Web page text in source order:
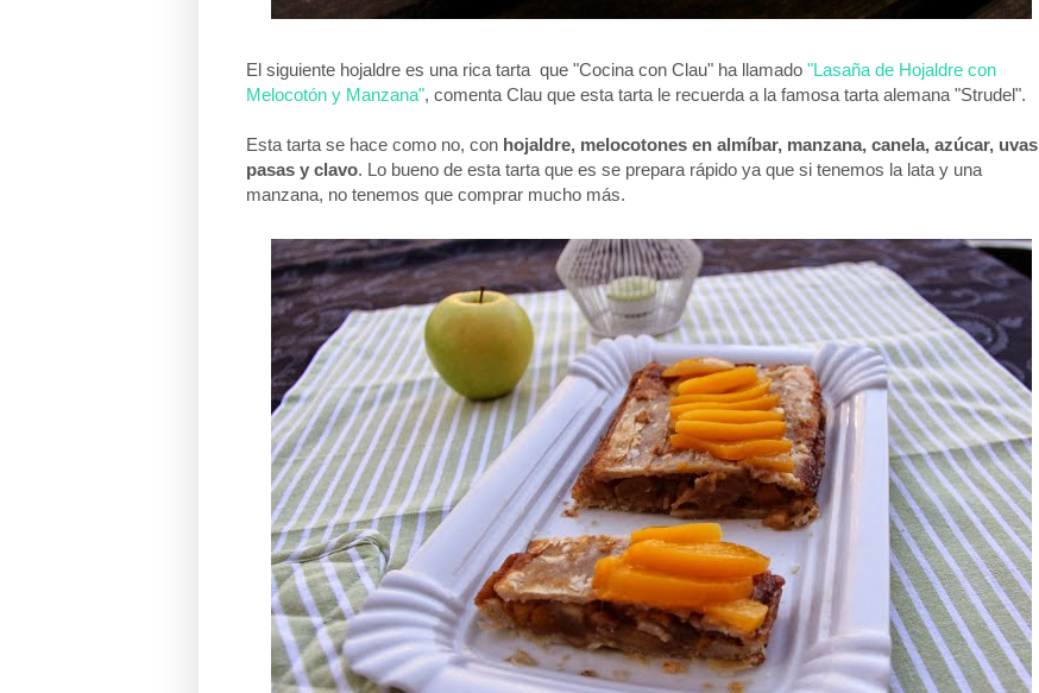
El siguiente hojaldre es una rica tarta que "Cocina con Clau" ha llamado "Lasaña de Hojaldre con
Melocotón y Manzana", comenta Clau que esta tarta le recuerda a la famosa tarta alemana "Strudel".
Esta tarta se hace como no, con hojaldre, melocotones en almíbar, manzana, canela, azúcar, uvas
pasas y clavo. Lo bueno de esta tarta que es se prepara rápido ya que si tenemos la lata y una
manzana, no tenemos que comprar mucho más.